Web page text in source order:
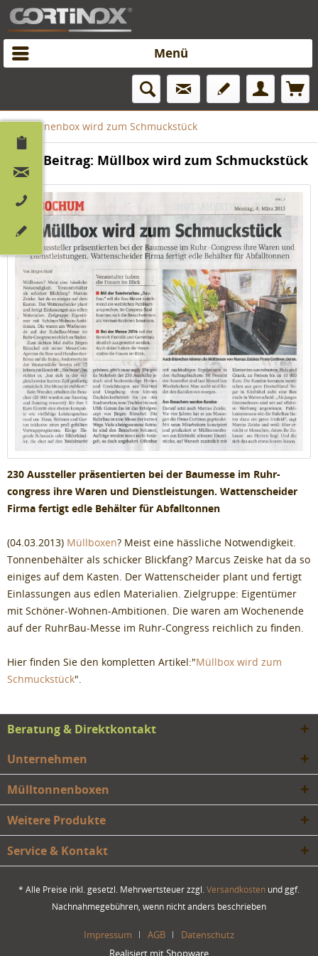
Menü
Mülltonnenbox wird zum Schmuckstück
Print-Beitrag: Müllbox wird zum Schmuckstück
230 Aussteller präsentierten bei der Baumesse im Ruhr-
congress ihre Waren und Dienstleistungen. Wattenscheider
Firma fertigt edle Behälter für Abfalltonnen
(04.03.2013) Müllboxen? Meist eine hässliche Notwendigkeit.
Tonnenbehälter als schicker Blickfang? Marcus Zeiske hat da so
einiges auf dem Kasten. Der Wattenscheider plant und fertigt
Einlassungen aus edlen Materialien. Zielgruppe: Eigentümer
mit Schöner-Wohnen-Ambitionen. Die waren am Wochenende
auf der RuhrBau-Messe im Ruhr-Congress reichlich zu finden.
Hier finden Sie den kompletten Artikel:"Müllbox wird zum
Schmuckstück".
Beratung & Direktkontakt
Unternehmen
Mülltonnenboxen
Weitere Produkte
Service & Kontakt
* Alle Preise inkl. gesetzl. Mehrwertsteuer zzgl.Versandkosten und ggf.
Nachnahmegebühren, wenn nicht anders beschrieben
Impressum AGB
Datenschutz
Realisiert mit Shopware